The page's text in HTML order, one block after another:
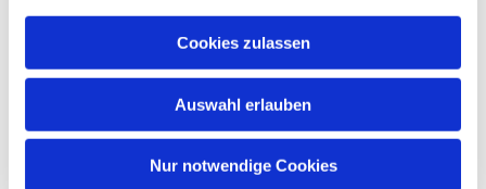
Cookies zulassen
Auswahl erlauben
Nur notwendige Cookies